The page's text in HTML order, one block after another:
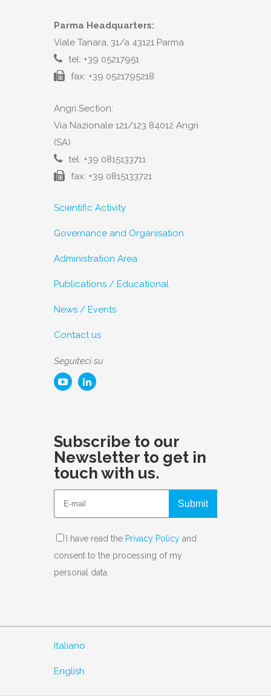
Parma Headquarters:
Viale Tanara, 31/a 43121 Parma
tel: +39 05217951
fax: +39 0521795218
Angri Section:
Via Nazionale 121/123 84012 Angri
(SA)
tel: +39 0815133711
fax: +39 0815133721
Scientific Activity
Governance and Organisation
Administration Area
Publications / Educational
News / Events
Contact us
Seguiteci su
Subscribe to our
Newsletter to get in
touch with us.
Submit
I have read the Privacy Policy and
consent to the processing of my
personal data.
Italiano
English